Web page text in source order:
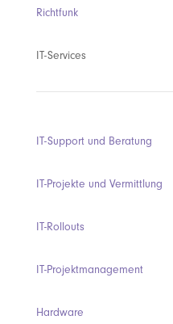
Richtfunk
IT-Services
IT-Support und Beratung
IT-Projekte und Vermittlung
IT-Rollouts
IT-Projektmanagement
Hardware